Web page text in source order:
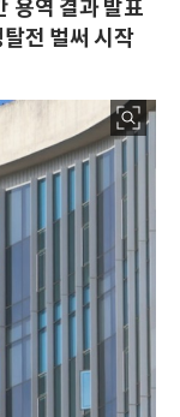
용역 결과 발표
전 벌써 시작